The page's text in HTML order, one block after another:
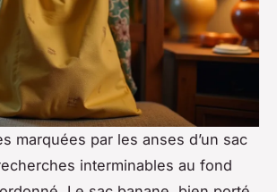
marquées par les anses d’un sac
interminables au fond